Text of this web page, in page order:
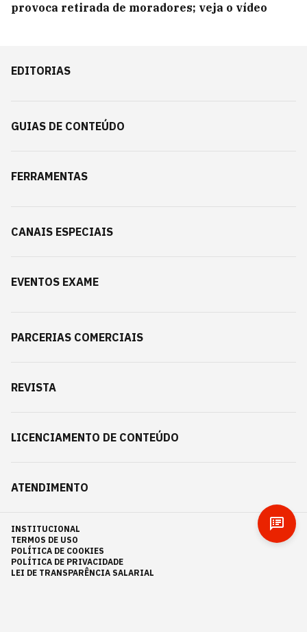
provoca retirada de moradores; veja o vídeo
EDITORIAS
GUIAS DE CONTEÚDO
FERRAMENTAS
CANAIS ESPECIAIS
EVENTOS EXAME
PARCERIAS COMERCIAIS
REVISTA
LICENCIAMENTO DE CONTEÚDO
ATENDIMENTO
INSTITUCIONAL
TERMOS DE USO
POLÍTICA DE COOKIES
POLÍTICA DE PRIVACIDADE
LEI DE TRANSPARÊNCIA SALARIAL